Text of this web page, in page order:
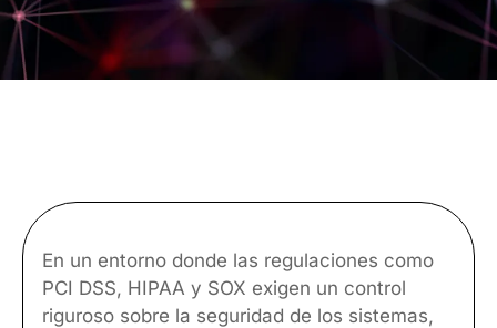
En un entorno donde las regulaciones como
PCI DSS, HIPAA y SOX exigen un control
riguroso sobre la seguridad de los sistemas,